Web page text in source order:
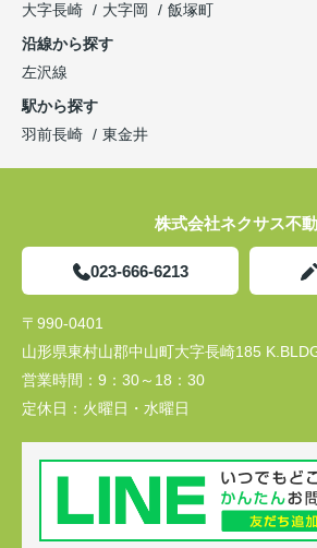
大字長崎
大字岡
飯塚町
沿線から探す
左沢線
駅から探す
羽前長崎
東金井
株式会社ネクサス不
023-666-6213
〒990-0401
山形県東村山郡中山町大字長崎185
営業時間： 9：30～18：30
定休日： 火曜日・水曜日